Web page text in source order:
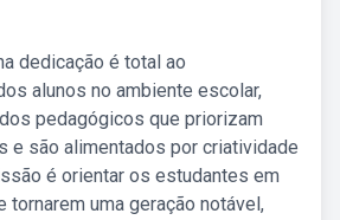
dedicação é total ao
alunos no ambiente escolar,
pedagógicos que priorizam
e são alimentados por criatividade
é orientar os estudantes em
tornarem uma geração notável,